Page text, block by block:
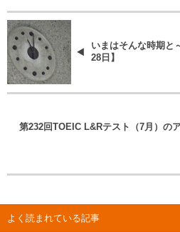
いまはそんな時期と
28日】
第232回TOEIC L&Rテスト（7月）の
よく読まれている記事